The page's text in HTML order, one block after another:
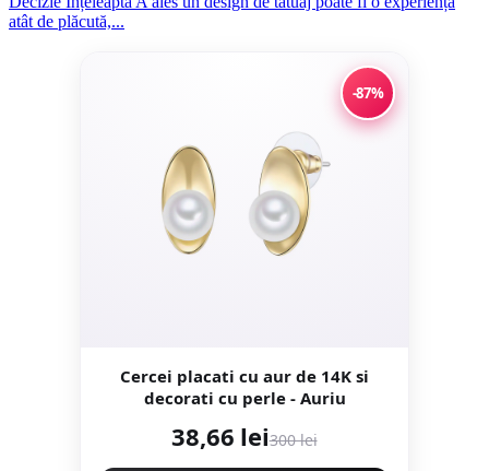
atât de plăcută,...
-87%
Cercei placati cu aur de 14K si
decorati cu perle - Auriu
38,66 lei300 lei